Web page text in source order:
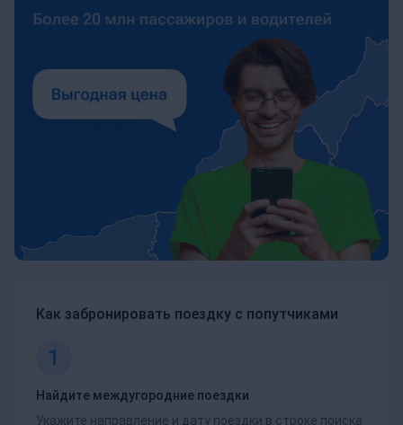
Как забронировать поездку с попутчиками
1
Найдите междугородние поездки
Укажите направление и дату поездки в строке поиска